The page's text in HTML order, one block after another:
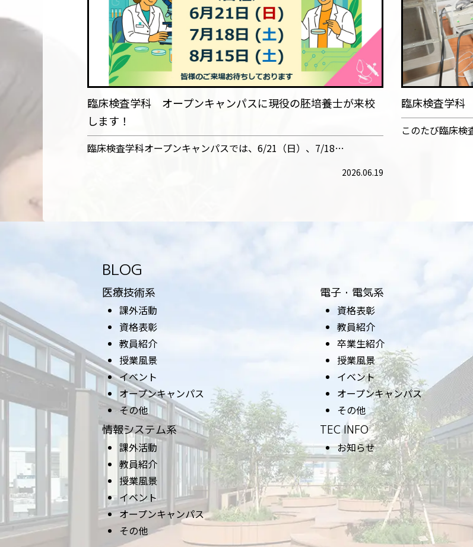
臨床検査学科 オープンキャンパスに現役の胚培養士が来校
します！
臨床検査学科オープンキャンパスでは、6/21（日）、7/18…
2026.06.19
臨床検査学科
このたび臨床
BLOG
医療技術系
課外活動
資格表彰
教員紹介
授業風景
イベント
オープンキャンパス
その他
情報システム系
課外活動
教員紹介
授業風景
イベント
オープンキャンパス
その他
電子・電気系
資格表彰
教員紹介
卒業生紹介
授業風景
イベント
オープンキャンパス
その他
TEC INFO
お知らせ